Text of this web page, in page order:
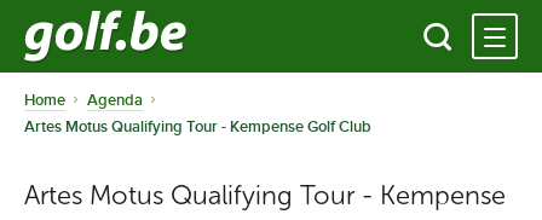
Home
Agenda
Artes Motus Qualifying Tour - Kempense Golf Club
Artes Motus Qualifying Tour - Kempense